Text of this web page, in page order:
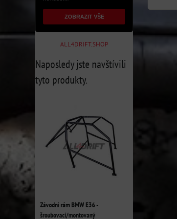
ZOBRAZIT VŠE
ALL4DRIFT.SHOP
Naposledy jste navštívili
tyto produkty.
Závodní rám BMW E36 -
šroubovací/montovaný